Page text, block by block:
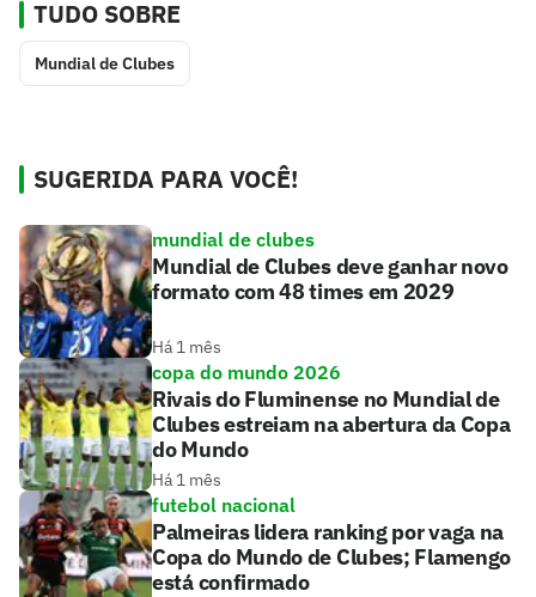
TUDO SOBRE
Mundial de Clubes
SUGERIDA PARA VOCÊ!
mundial de clubes
Mundial de Clubes deve ganhar novo
formato com 48 times em 2029
Há 1 mês
copa do mundo 2026
Rivais do Fluminense no Mundial de
Clubes estreiam na abertura da Copa
do Mundo
Há 1 mês
futebol nacional
Palmeiras lidera ranking por vaga na
Copa do Mundo de Clubes; Flamengo
está confirmado